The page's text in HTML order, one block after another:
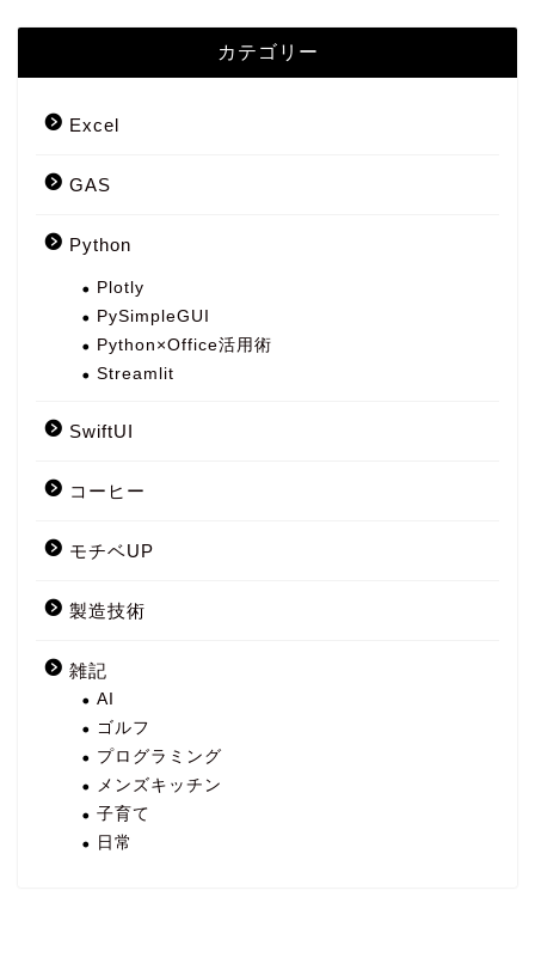
カテゴリー
Excel
GAS
Python
Plotly
PySimpleGUI
Python×Office活用術
Streamlit
SwiftUI
コーヒー
モチベUP
製造技術
雑記
AI
ゴルフ
プログラミング
メンズキッチン
子育て
日常